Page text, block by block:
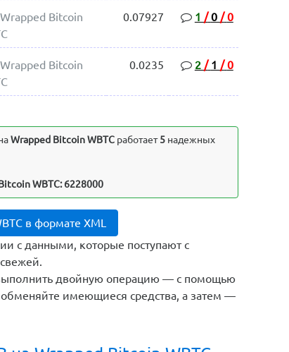
Wrapped Bitcoin
0.07927 1 / 0 / 0
Wrapped Bitcoin
0.0235 2 / 1 / 0
Wrapped Bitcoin WBTC работает5 надежных
WBTC: 6228000
в формате XML
с данными, которые поступают с
двойную операцию — с помощью
имеющиеся средства, а затем —